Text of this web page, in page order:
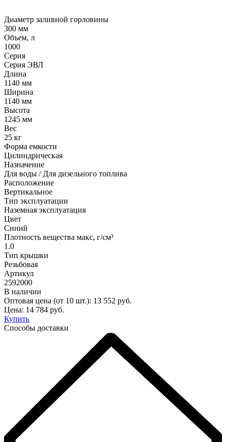
Диаметр заливной горловины
300 мм
Объем, л
1000
Серия
Серия ЭВЛ
Длина
1140 мм
Ширина
1140 мм
Высота
1245 мм
Вес
25 кг
Форма емкости
Цилиндрическая
Назначение
Для воды / Для дизельного топлива
Расположение
Вертикальное
Тип эксплуатации
Наземная эксплуатация
Цвет
Синий
Плотность вещества макс, г/см³
1.0
Тип крышки
Резьбовая
Артикул
2592000
В наличии
Оптовая цена (от 10 шт.): 13 552 руб.
Цена: 14 784 руб.
Купить
Способы доставки